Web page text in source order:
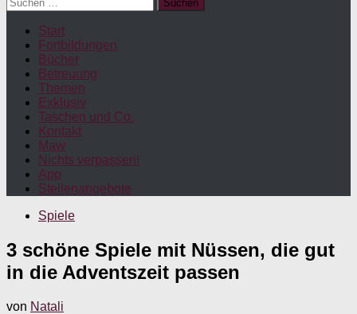
nach:
Start
Fortbildungen
Bücher
Betreuung
Themen
Exklusiv
Taschen und Co.
Kontakt
Maw
Nichts verpassen!
App
Stellenangebote
Spiele
3 schöne Spiele mit Nüssen, die gut
in die Adventszeit passen
von Natali